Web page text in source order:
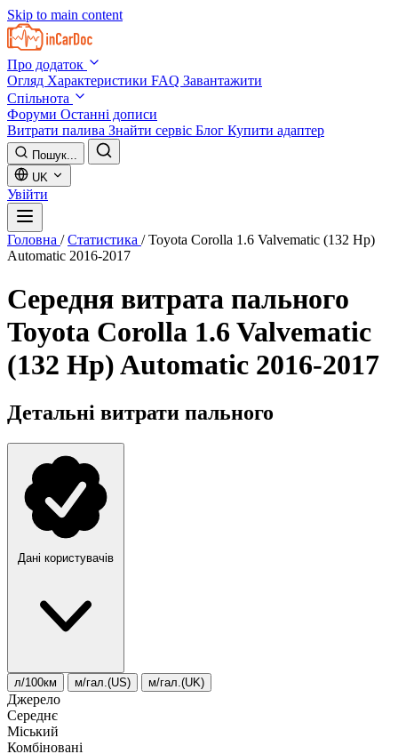
Skip to main content
Про додаток
Огляд Характеристики FAQ Завантажити
Спільнота
Форуми Останні дописи
Витрати палива Знайти сервіс Блог Купити адаптер
Пошук...
UK
Увійти
Головна / Статистика / Toyota Corolla 1.6 Valvematic (132 Hp)
Automatic 2016-2017
Середня витрата пального
Toyota Corolla 1.6 Valvematic
(132 Hp) Automatic 2016-2017
Детальні витрати пального
Дані користувачів
л/100км м/гал.(US) м/гал.(UK)
Джерело
Середнє
Міський
Комбіновані